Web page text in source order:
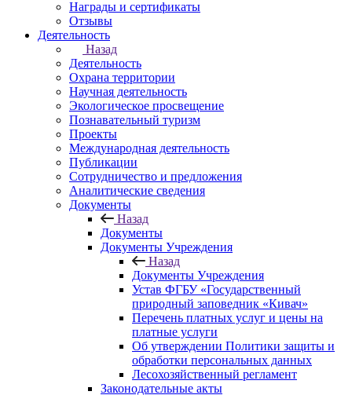
Награды и сертификаты
Отзывы
Деятельность
Назад
Деятельность
Охрана территории
Научная деятельность
Экологическое просвещение
Познавательный туризм
Проекты
Международная деятельность
Публикации
Сотрудничество и предложения
Аналитические сведения
Документы
Назад
Документы
Документы Учреждения
Назад
Документы Учреждения
Устав ФГБУ «Государственный
природный заповедник «Кивач»
Перечень платных услуг и цены на
платные услуги
Об утверждении Политики защиты и
обработки персональных данных
Лесохозяйственный регламент
Законодательные акты